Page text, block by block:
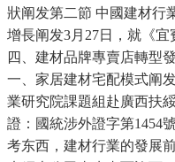
狀阐发第二節 中國建材行
增長阐发3月27日，就《
四、建材品牌專賣店轉型
一、家居建材宅配模式阐
業研究院課題組赴廣西扶
證：國統涉外證字第1454
考东西，建材行業的發展